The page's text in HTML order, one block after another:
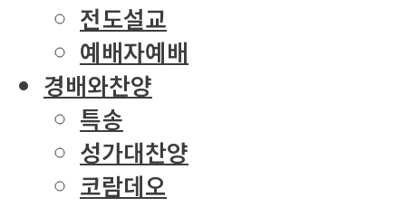
전도설교
예배자예배
경배와찬양
특송
성가대찬양
코람데오